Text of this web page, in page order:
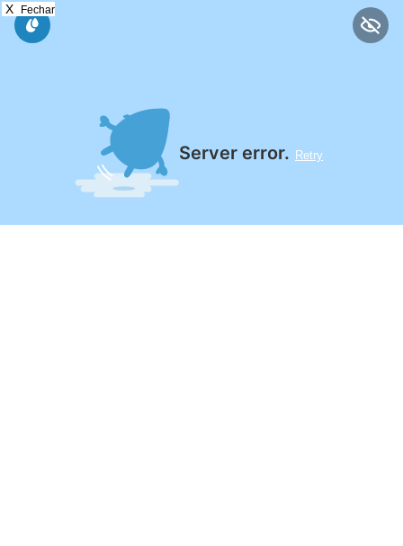
X Fechar